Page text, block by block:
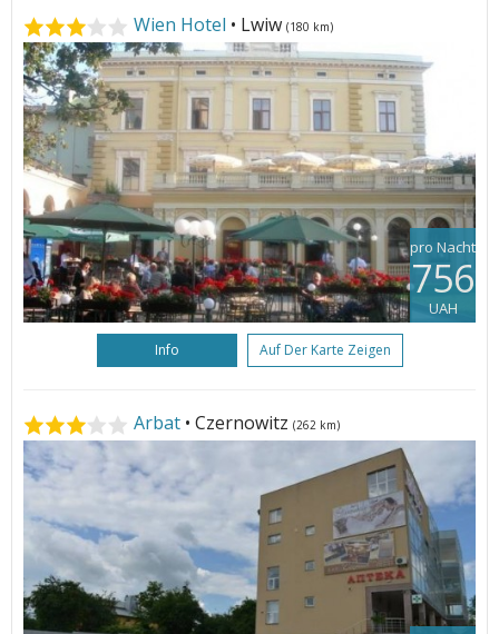
Wien Hotel • Lwiw (180 km)
pro Nacht
756
UAH
Info Auf Der Karte Zeigen
Arbat • Czernowitz (262 km)